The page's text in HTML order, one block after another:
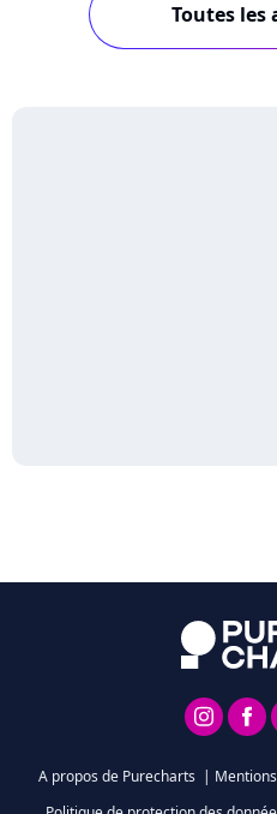
Toutes les
A propos de Purecharts |